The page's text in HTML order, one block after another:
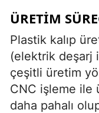
ÜRETIM
Plastik kalıp
(elektrik deşarj
çeşitli üretim
CNC işleme ile
daha pahalı